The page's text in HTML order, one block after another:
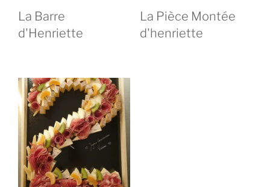
La Barre
d'Henriette
La Pièce Montée
d'henriette